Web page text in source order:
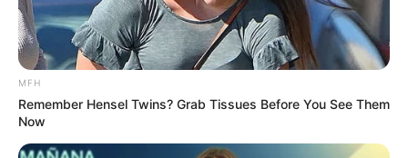
MFH
Remember Hensel Twins? Grab Tissues Before You See Them
Now